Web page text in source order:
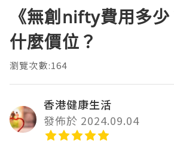
《無創nifty費用多
什麼價位？
瀏覽次數:164
香港健康生活
發佈於 2024.09.04